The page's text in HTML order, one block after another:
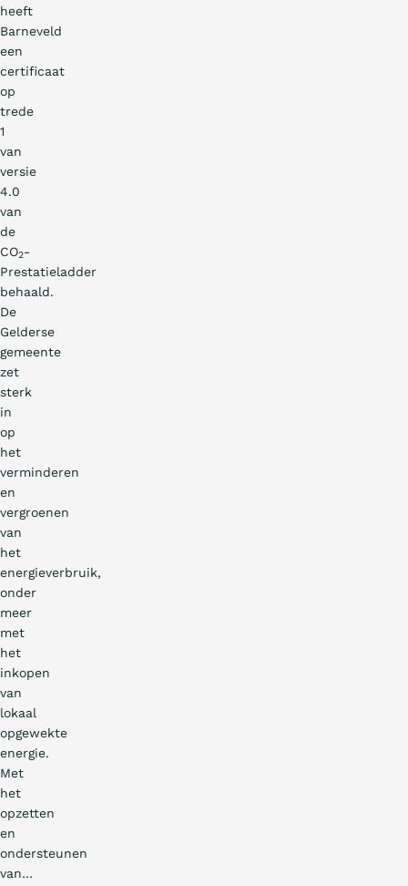
heeft
Barneveld
een
certificaat
op
trede
1
van
versie
4.0
van
de
CO2-
Prestatieladder
behaald.
De
Gelderse
gemeente
zet
sterk
in
op
het
verminderen
en
vergroenen
van
het
energieverbruik,
onder
meer
met
het
inkopen
van
lokaal
opgewekte
energie.
Met
het
opzetten
en
ondersteunen
van…